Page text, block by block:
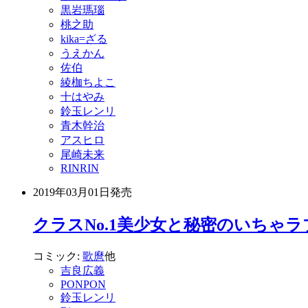
黒岩瑪瑙
桃之助
kika=ざる
うえかん
佐伯
綾枷ちよこ
十はやみ
鈴玉レンリ
青木幹治
アスヒロ
尾崎未来
RINRIN
2019年03月01日 発売
クラスNo.1美少女と秘密のいちゃ
コミック: 歌麿他
吉良広義
PONPON
鈴玉レンリ